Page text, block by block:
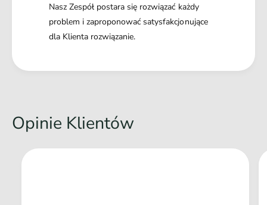
Nasz Zespół postara się rozwiązać każdy
problem i zaproponować satysfakcjonujące
dla Klienta rozwiązanie.
Opinie Klientów